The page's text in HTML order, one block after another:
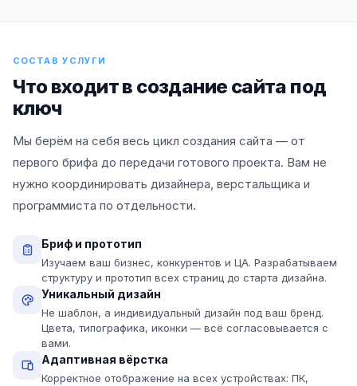
СОСТАВ УСЛУГИ
Что входит в создание сайта под
ключ
Мы берём на себя весь цикл создания сайта — от
первого брифа до передачи готового проекта. Вам не
нужно координировать дизайнера, верстальщика и
программиста по отдельности.
Бриф и прототип
Изучаем ваш бизнес, конкурентов и ЦА. Разрабатываем
структуру и прототип всех страниц до старта дизайна.
Уникальный дизайн
Не шаблон, а индивидуальный дизайн под ваш бренд.
Цвета, типографика, иконки — всё согласовывается с
вами.
Адаптивная вёрстка
Корректное отображение на всех устройствах: ПК,